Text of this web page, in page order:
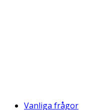
Vanliga frågor